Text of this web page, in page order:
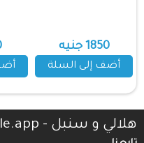
1850 جنيه
أضف إلى السلة
هلالي و سنبل - hsmobile.app